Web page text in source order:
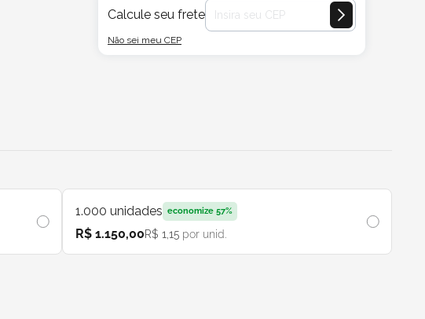
Calcule seu frete
Não sei meu CEP
1.000 unidades economize 57%
R$ 1.150,00R$ 1,15 por unid.